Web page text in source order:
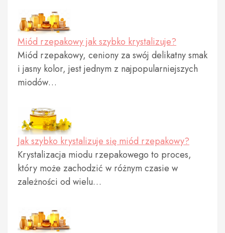
Miód rzepakowy jak szybko krystalizuje?
Miód rzepakowy, ceniony za swój delikatny smak
i jasny kolor, jest jednym z najpopularniejszych
miodów…
Jak szybko krystalizuje się miód rzepakowy?
Krystalizacja miodu rzepakowego to proces,
który może zachodzić w różnym czasie w
zależności od wielu…